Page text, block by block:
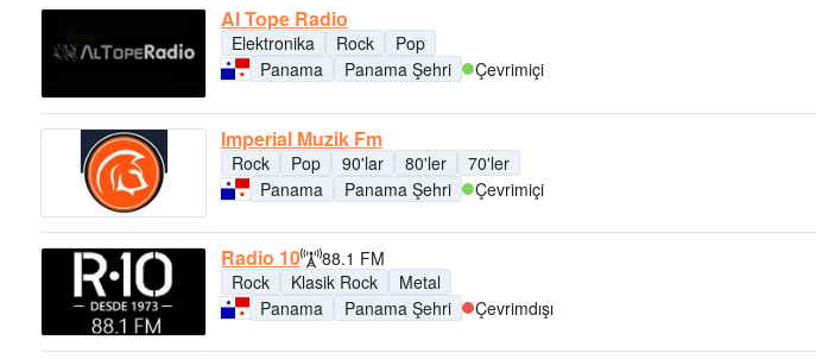
Al Tope Radio
Elektronika Rock
Pop
Panama
Panama Şehri Çevrimiçi
Imperial Muzik Fm
Rock Pop 90'lar 80'ler
70'ler
Panama
Panama Şehri Çevrimiçi
Radio 10
88.1 FM
Rock
Klasik Rock
Metal
Panama
Panama Şehri Çevrimdışı